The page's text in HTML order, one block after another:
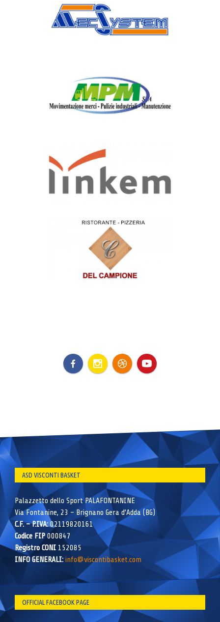
ASD VISCONTI BASKET
Palazzetto dello Sport PALAFONTANINE
Via Fontanine, 23 – Brignano Gera d’Adda (BG)
C.F. – P.IVA:02119820161
Codice FIP000847
Registro CONI 152085
INFO GENERALI: info@viscontibasket.com
OFFICIAL FACEBOOK PAGE